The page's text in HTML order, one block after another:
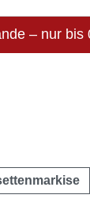
– nur bis